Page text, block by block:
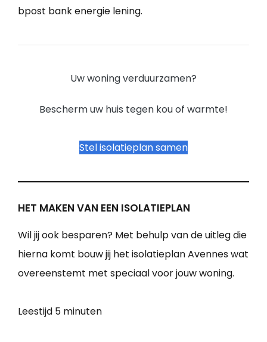
bpost bank energie lening.
Uw woning verduurzamen?
Bescherm uw huis tegen kou of warmte!
Stel isolatieplan samen
HET MAKEN VAN EEN ISOLATIEPLAN
Wil jij ook besparen? Met behulp van de uitleg die
hierna komt bouw jij het isolatieplan Avennes wat
overeenstemt met speciaal voor jouw woning.
Leestijd 5 minuten